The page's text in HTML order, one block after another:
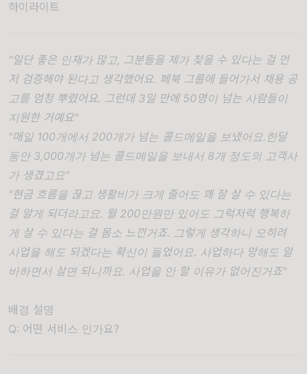
하이라이트
"일단 좋은 인재가 많고, 그분들을 제가 찾을 수 있다는 걸 먼
저 검증해야 된다고 생각했어요. 페북 그룹에 들어가서 채용 공
고를 엄청 뿌렸어요. 그런데 3일 만에 50명이 넘는 사람들이
지원한 거예요"
"매일 100개에서 200개가 넘는 콜드메일을 보냈어요.한달
동안 3,000개가 넘는 콜드메일을 보내서 8개 정도의 고객사
가 생겼고요"
"현금 흐름을 끊고 생활비가 크게 줄어도 꽤 잘 살 수 있다는
걸 알게 되더라고요. 월 200만원만 있어도 그럭저럭 행복하
게 살 수 있다는 걸 몸소 느낀거죠. 그렇게 생각하니 오히려
사업을 해도 되겠다는 확신이 들었어요. 사업하다 망해도 알
바하면서 살면 되니까요. 사업을 안 할 이유가 없어진거죠"
배경 설명
Q: 어떤 서비스 인가요?